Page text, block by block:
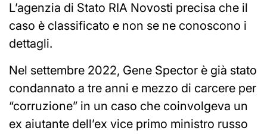
L’agenzia di Stato RIA Novosti precisa che il
caso è classificato e non se ne conoscono i
dettagli.
Nel settembre 2022, Gene Spector è già stato
condannato a tre anni e mezzo di carcere per
“corruzione” in un caso che coinvolgeva un
ex aiutante dell’ex vice primo ministro russo